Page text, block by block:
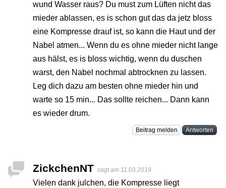
wund Wasser raus? Du must zum Lüften nicht das
mieder ablassen, es is schon gut das da jetz bloss
eine Kompresse drauf ist, so kann die Haut und der
Nabel atmen... Wenn du es ohne mieder nicht lange
aus hälst, es is bloss wichtig, wenn du duschen
warst, den Nabel nochmal abtrocknen zu lassen.
Leg dich dazu am besten ohne mieder hin und
warte so 15 min... Das sollte reichen... Dann kann
es wieder drum.
Beitrag melden Antworten
ZickchenNT sagt am 11.03.2019
Vielen dank julchen, die Kompresse liegt